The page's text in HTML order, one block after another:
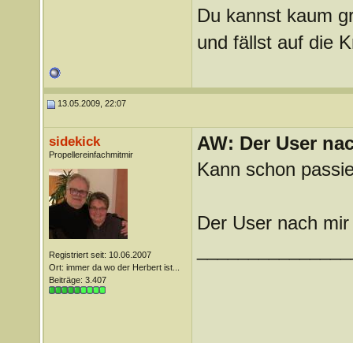
Du kannst kaum
und fällst auf die
13.05.2009, 22:07
sidekick
Propellereinfachmitmir
Registriert seit: 10.06.2007
Ort: immer da wo der Herbert ist...
Beiträge: 3.407
AW: Der User
Kann schon
Der User nach